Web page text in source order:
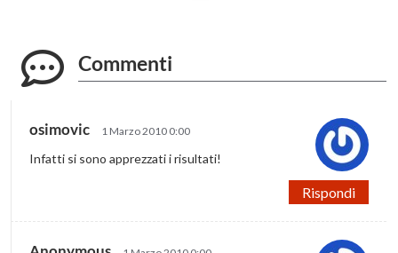
Commenti
osimovic 1 Marzo 2010 0:00
Infatti si sono apprezzati i risultati!
Rispondi